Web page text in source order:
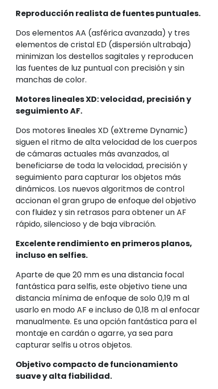
Reproducción realista de fuentes puntuales.
Dos elementos AA (asférica avanzada) y tres
elementos de cristal ED (dispersión ultrabaja)
minimizan los destellos sagitales y reproducen
las fuentes de luz puntual con precisión y sin
manchas de color.
Motores lineales XD: velocidad, precisión y
seguimiento AF.
Dos motores lineales XD (eXtreme Dynamic)
siguen el ritmo de alta velocidad de los cuerpos
de cámaras actuales más avanzados, al
beneficiarse de toda la velocidad, precisión y
seguimiento para capturar los objetos más
dinámicos. Los nuevos algoritmos de control
accionan el gran grupo de enfoque del objetivo
con fluidez y sin retrasos para obtener un AF
rápido, silencioso y de baja vibración.
Excelente rendimiento en primeros planos,
incluso en selfies.
Aparte de que 20 mm es una distancia focal
fantástica para selfis, este objetivo tiene una
distancia mínima de enfoque de solo 0,19 m al
usarlo en modo AF e incluso de 0,18 m al enfocar
manualmente. Es una opción fantástica para el
montaje en cardán o agarre, ya sea para
capturar selfis u otros objetos.
Objetivo compacto de funcionamiento
suave y alta fiabilidad.